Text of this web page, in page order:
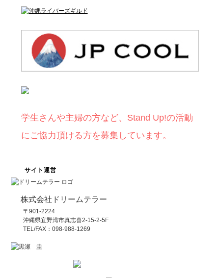
学生さんや主婦の方など、Stand Up!の活動
にご協力頂ける方を募集しています。
サイト運営
株式会社ドリームテラー
〒901-2224
沖縄県宜野湾市真志喜2-15-2-5F
TEL/FAX：098-988-1269